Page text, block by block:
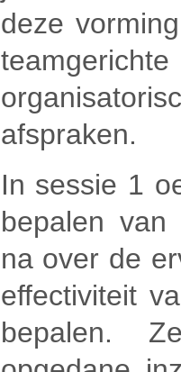
deze
afspraken.
In sessie 1
bepalen
na over de
effectiviteit
bepalen.